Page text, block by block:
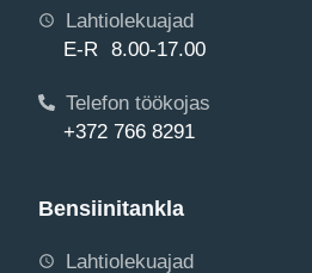
Lahtiolekuajad
E-R 8.00-17.00
Telefon töökojas
+372 766 8291
Bensiinitankla
Lahtiolekuajad